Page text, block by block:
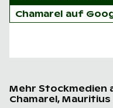
Chamarel auf
Mehr Stockmedien
Chamarel, Mauritius